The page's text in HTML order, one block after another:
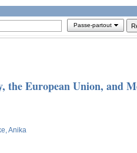
Passe-partout
the European Union, and
Anika